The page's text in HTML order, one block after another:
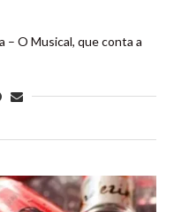
– O Musical, que conta a